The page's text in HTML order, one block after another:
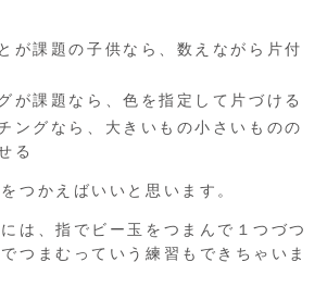
が課題の子供なら、数えながら片付
が課題なら、色を指定して片づける
ングなら、大きいもの小さいものの
る
つかえばいいと思います。
は、指でビー玉をつまんで１つづつ
つまむっていう練習もできちゃいま